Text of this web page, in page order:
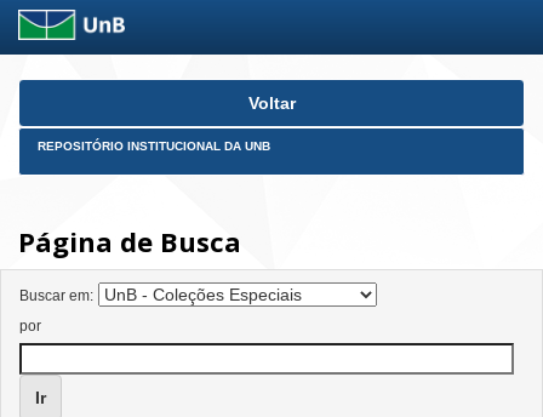
Skip
Voltar
REPOSITÓRIO INSTITUCIONAL DA UNB
Página de Busca
Buscar em:
por